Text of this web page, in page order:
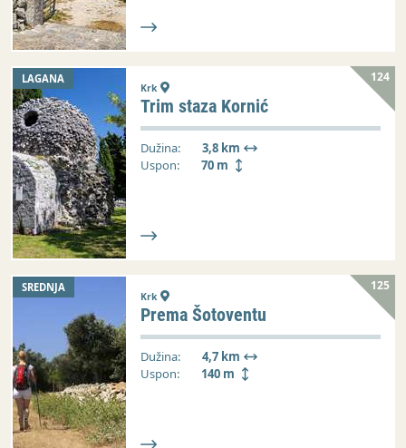
LAGANA 124
Krk
Trim staza Kornić
Dužina:
3,8 km
Uspon:
70 m
SREDNJA 125
Krk
Prema Šotoventu
Dužina:
4,7 km
Uspon:
140 m